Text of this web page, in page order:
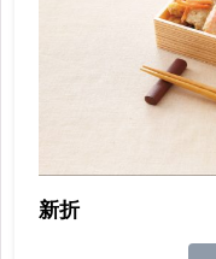
新折